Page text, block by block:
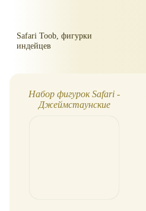
Safari Toob, фигурки
индейцев
Набор фигурок Safari -
Джеймстаунские